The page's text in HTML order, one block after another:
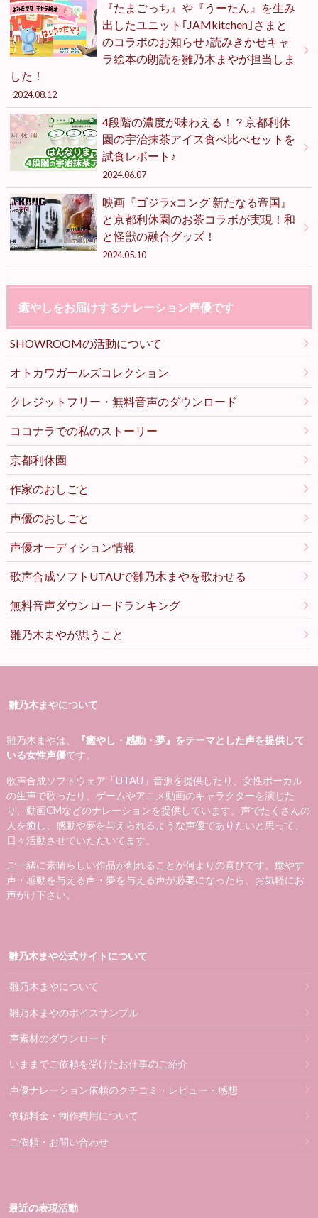
『たまごっち』や『うーたん』を生み
出したユニット｢JAMkitchen｣さまと
のコラボのお知らせ♪読みきかせキャ
ラ絵本の朗読を雛乃木まやが担当しま
した！
2024.08.12
4段階の濃度が味わえる！？京都利休
園の宇治抹茶アイス食べ比べセットを
試食レポート♪
2024.06.07
映画『ゴジラxコング 新たなる帝国』
と京都利休園のお茶コラボが実現！和
と怪獣の融合グッズ！
2024.05.10
癒やしをお届けするナレーション声優です
SHOWROOMの活動について
オトカワガールズコレクション
クレジットフリー・無料音声のダウンロード
ココナラでの私のストーリー
京都利休園
作家のおしごと
声優のおしごと
声優オーディション情報
歌声合成ソフトUTAUで雛乃木まやを歌わせる
無料音声ダウンロードランキング
雛乃木まやが思うこと
雛乃木まやについて
雛乃木まやは、
『癒やし・感動・夢』をテーマとした声を提供して
いる女性声優です。
歌声合成ソフトウェア「UTAU」音源を提供したり、女性ボーカル
の生声で歌ったり、ゲームやアニメ動画のキャラクターを演じた
り、動画CMなどのナレーションを提供しています。声でたくさんの
人を癒し、感動や夢を与えられるような声優でありたいと思って、
日々活動させていただいてます。
ご一緒に素晴らしい作品が創れることが何よりの喜びです。癒やす
声・感動を与える声・夢を与える声が必要になったら、お気軽にお
声がけ下さい。
雛乃木まや公式サイトについて
雛乃木まやについて
雛乃木まやのボイスサンプル
声素材のダウンロード
いままでご依頼を受けたお仕事のご紹介
声優ナレーション依頼のクチコミ・レビュー・感想
依頼料金・制作費用について
ご依頼・お問い合わせ
最近の表現活動